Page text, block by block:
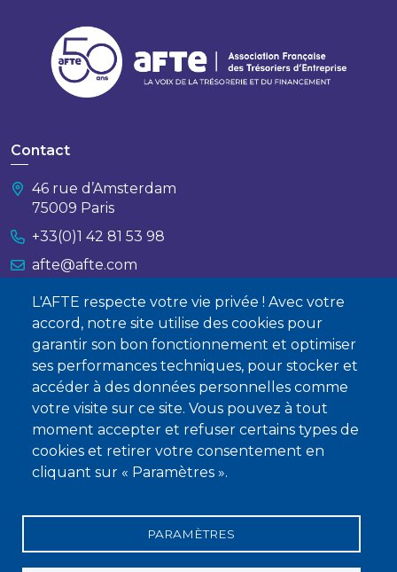
L'AFTE respecte votre vie privée ! Avec votre
accord, notre site utilise des cookies pour
garantir son bon fonctionnement et optimiser
ses performances techniques, pour stocker et
accéder à des données personnelles comme
votre visite sur ce site. Vous pouvez à tout
moment accepter et refuser certains types de
cookies et retirer votre consentement en
cliquant sur « Paramètres ».
PARAMÈTRES
Contact
46 rue d’Amsterdam
75009 Paris
+33(0)1 42 81 53 98
afte@afte.com
Nous contacter
À propos
Qui sommes-nous ?
Devenir membre
Mentions légales
Conditions générales de vente